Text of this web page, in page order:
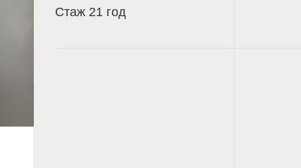
Стаж 21 год